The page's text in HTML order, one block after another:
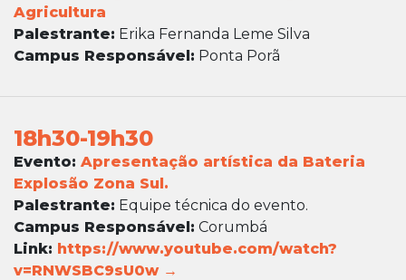
Agricultura
Palestrante: Erika Fernanda Leme Silva
Campus Responsável: Ponta Porã
18h30-19h30
Evento: Apresentação artística da Bateria
Explosão Zona Sul.
Palestrante: Equipe técnica do evento.
Campus Responsável: Corumbá
Link: https://www.youtube.com/watch?
v=RNWSBC9sU0w →